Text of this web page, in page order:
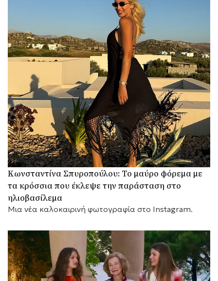
Κωνσταντίνα Σπυροπούλου: Το μαύρο φόρεμα με
τα κρόσσια που έκλεψε την παράσταση στο
ηλιοβασίλεμα
Μια νέα καλοκαιρινή φωτογραφία στο Instagram.